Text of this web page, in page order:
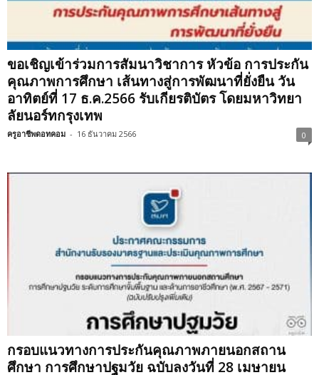
ขอเชิญเข้าร่วมการสัมนาวิชาการ หัวข้อ การประกัน
คุณภาพการศึกษา เส้นทางสู่การพัฒนาที่ยั่งยืน วัน
อาทิตย์ที่ 17 ธ.ค.2566 รับเกียรติบัตร โดยมหาวิทยา
ลัยนอร์ทกรุงเทพ
ครูอาชีพดอทคอม - 16 ธันวาคม 2566 0
กรอบแนวทางการประกันคุณภาพภายนอกสถาน
ศึกษา การศึกษาปฐมวัย ฉบับลงวันที่ 28 เมษายน